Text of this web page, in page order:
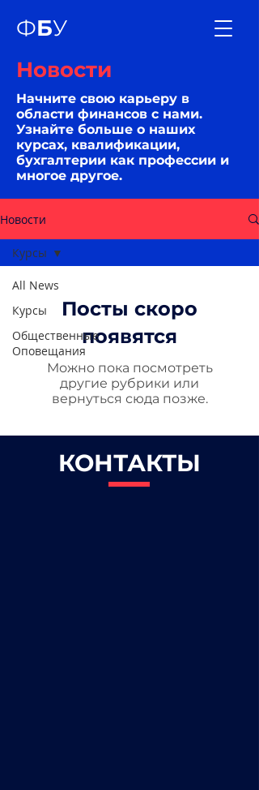
ФБУ
Новости
All News
Курсы
Общественные
Оповещания
Курсы
Посты скоро
появятся
Можно пока посмотреть
другие рубрики или
вернуться сюда позже.
Новости
Начните свою карьеру в
области финансов с нами.
Узнайте больше о наших
курсах, квалификации,
бухгалтерии как профессии и
многое другое.
КОНТАКТЫ